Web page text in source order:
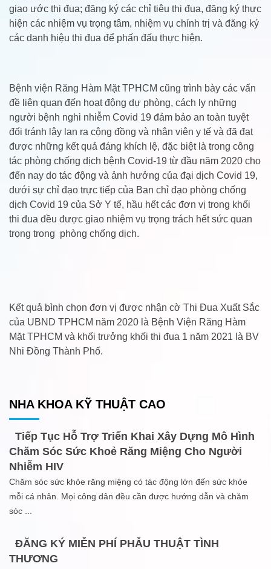
giao ước thi đua; đăng ký các chỉ tiêu thi đua, đăng ký thực
hiện các nhiệm vụ trọng tâm, nhiệm vụ chính trị và đăng ký
các danh hiệu thi đua để phấn đấu thực hiện.
Bệnh viện Răng Hàm Mặt TPHCM cũng trình bày các vấn
đề liên quan đến hoạt động dự phòng, cách ly những
người bệnh nghi nhiễm Covid 19 đảm bảo an toàn tuyệt
đối tránh lây lan ra cộng đồng và nhân viên y tế và đã đạt
được những kết quả đáng khích lệ, đặc biệt là trong công
tác phòng chống dịch bệnh Covid-19 từ đầu năm 2020 cho
đến nay do tác động và ảnh hưởng của đại dịch Covid 19,
dưới sự chỉ đạo trực tiếp của Ban chỉ đạo phòng chống
dịch Covid 19 của Sở Y tế, hầu hết các đơn vị trong khối
thi đua đều được giao nhiệm vụ trọng trách hết sức quan
trọng trong phòng chống dịch.
Kết quả bình chọn đơn vị được nhận cờ Thi Đua Xuất Sắc
của UBND TPHCM năm 2020 là Bệnh Viện Răng Hàm
Mặt TPHCM và khối trưởng khối thi đua 1 năm 2021 là BV
Nhi Đồng Thành Phố.
NHA KHOA KỸ THUẬT CAO
Tiếp Tục Hỗ Trợ Triển Khai Xây Dựng Mô Hình
Chăm Sóc Sức Khoẻ Răng Miệng Cho Người
Nhiễm HIV
Chăm sóc sức khỏe răng miệng có tác động lớn đến sức khỏe
mỗi cá nhân. Mọi công dân đều cần được hướng dẫn và chăm
sóc
ĐĂNG KÝ MIỄN PHÍ PHẪU THUẬT TÌNH
THƯƠNG